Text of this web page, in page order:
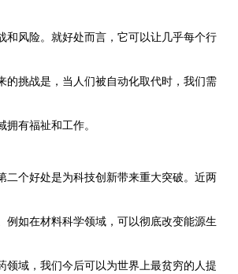
和风险。就好处而言，它可以让几乎每个行
的挑战是，当人们被自动化取代时，我们需
拥有福祉和工作。
二个好处是为科技创新带来重大突破。近两
例如在材料科学领域，可以彻底改变能源生
领域，我们今后可以为世界上最贫穷的人提